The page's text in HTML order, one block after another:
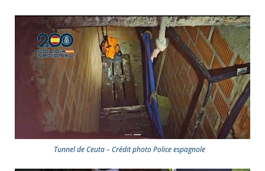
Tunnel de Ceuta – Crédit photo Police espagnole